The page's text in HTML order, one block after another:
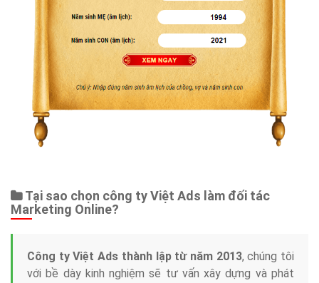
Tại sao chọn công ty Việt Ads làm đối tác
Marketing Online?
Công ty Việt Ads thành lập từ năm 2013, chúng tôi
với bề dày kinh nghiệm sẽ tư vấn xây dựng và phát